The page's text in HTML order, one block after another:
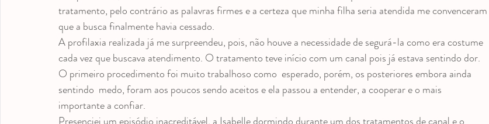
tratamento, pelo contrário as palavras firmes e a certeza que minha filha seria atendida me convenceram
que a busca finalmente havia cessado.
A profilaxia realizada já me surpreendeu, pois, não houve a necessidade de segurá-la como era costume
cada vez que buscava atendimento. O tratamento teve início com um canal pois já estava sentindo dor.
O primeiro procedimento foi muito trabalhoso como  esperado, porém, os posteriores embora ainda
sentindo  medo, foram aos poucos sendo aceitos e ela passou a entender, a cooperar e o mais
importante a confiar.